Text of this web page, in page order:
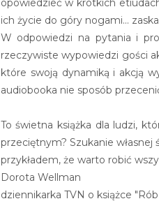
opowiedzieć w krótkich
ich życie do góry nogami...
W odpowiedzi na pytania i
rzeczywiste wypowiedzi gości
które swoją dynamiką i akcją
audiobooka nie sposób
To świetna książka dla ludzi,
przeciętnym? Szukanie własnej
przykładem, że warto robić
Dorota Wellman
dziennikarka TVN o książce